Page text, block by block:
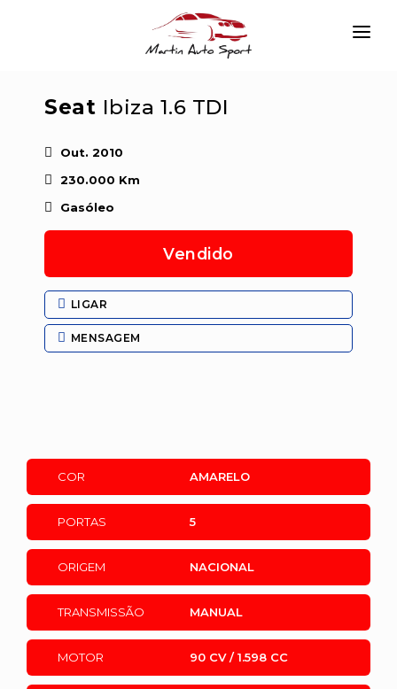
EMPRESA
VIATURAS
SERVIÇOS
Seat Ibiza 1.6 TDI
Out. 2010
230.000 Km
Gasóleo
Vendido
LIGAR
MENSAGEM
COR AMARELO
PORTAS 5
ORIGEM NACIONAL
TRANSMISSÃO MANUAL
MOTOR 90 CV / 1.598 CC